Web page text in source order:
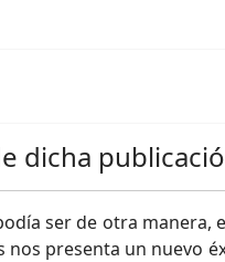
dicha
ser de otra manera,
nos presenta un nuevo